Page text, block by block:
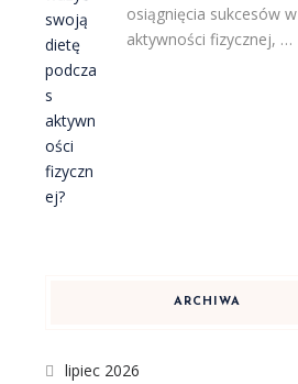
osiągnięcia sukcesów w
aktywności fizycznej, …
ARCHIWA
lipiec 2026